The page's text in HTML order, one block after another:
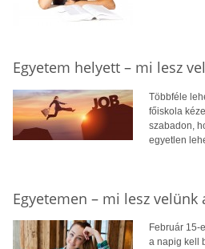
Egyetem helyett – mi lesz
Többféle
főiskola
szabadon,
egyetlen
Egyetemen – mi lesz velünk
Február 15-
a napig kell